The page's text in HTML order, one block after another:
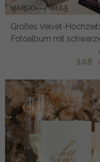
Großes Velvet-
Fotoalbum mit
108